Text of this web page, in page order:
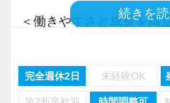
＜働きやすさと成長を両
・分業体制で業務負担を
・顧客対応や提案業務に
続きを
完全週休2日 未経験OK